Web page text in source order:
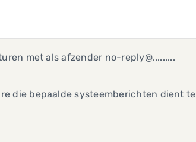
met als afzender no-reply@.........
die bepaalde systeemberichten dient